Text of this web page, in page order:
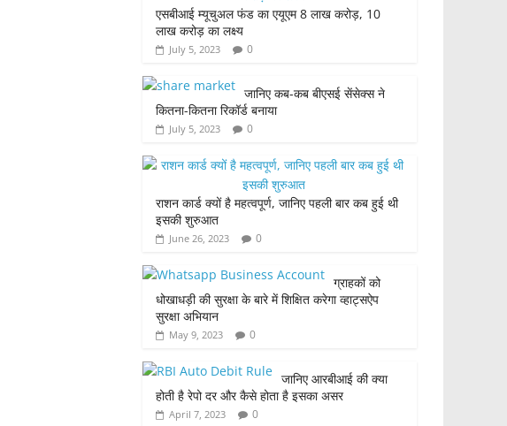
एसबीआई म्यूचुअल फंड का एयूएम 8 लाख करोड़, 10
लाख करोड़ का लक्ष्य
July 5, 2023 0
जानिए कब-कब बीएसई सेंसेक्स ने
कितना-कितना रिकॉर्ड बनाया
July 5, 2023 0
राशन कार्ड क्यों है महत्वपूर्ण, जानिए पहली बार कब हुई थी
इसकी शुरुआत
June 26, 2023 0
ग्राहकों को
धोखाधड़ी की सुरक्षा के बारे में शिक्षित करेगा व्हाट्सऐप
सुरक्षा अभियान
May 9, 2023 0
जानिए आरबीआई की क्या
होती है रेपो दर और कैसे होता है इसका असर
April 7, 2023 0